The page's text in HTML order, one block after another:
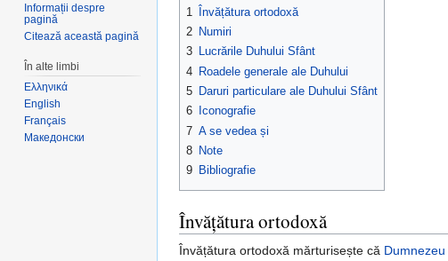
1
Învățătura ortodoxă
2 Numiri
3 Lucrările Duhului Sfânt
4 Roadele generale ale Duhului
5 Daruri particulare ale Duhului Sfânt
6
Iconografie
7 A se vedea și
8 Note
9 Bibliografie
Învățătura ortodoxă
Învățătura ortodoxă mărturisește că Dumnezeu
Informații despre
pagină
Citează această pagină
În alte limbi
Ελληνικά
English
Français
Македонски